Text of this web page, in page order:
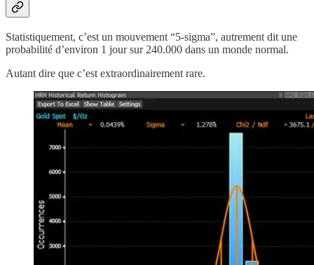
Statistiquement, c’est un mouvement “5-sigma”, autrement dit une
probabilité d’environ 1 jour sur 240.000 dans un monde normal.
Autant dire que c’est extraordinairement rare.